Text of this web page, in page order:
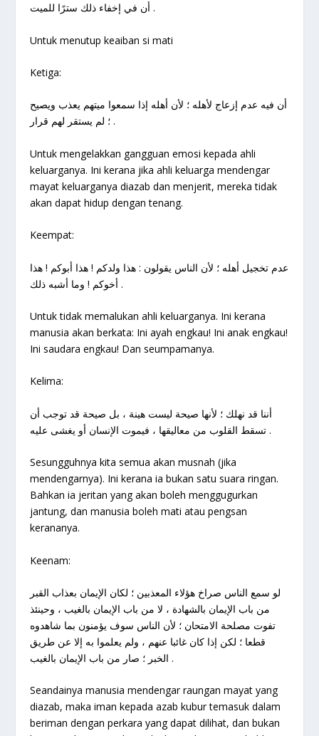
أن في إخفاء ذلك سترًا للميت .
Untuk menutup keaiban si mati
Ketiga:
أن فيه عدم إزعاج لأهله ؛ لأن أهله إذا سمعوا ميتهم يعذب ويصيح
؛ لم يستقر لهم قرار .
Untuk mengelakkan gangguan emosi kepada ahli
keluarganya. Ini kerana jika ahli keluarga mendengar
mayat keluarganya diazab dan menjerit, mereka tidak
akan dapat hidup dengan tenang.
Keempat:
عدم تخجيل أهله ؛ لأن الناس يقولون : هذا ولدكم ! هذا أبوكم ! هذا
أخوكم ! وما أشبه ذلك .
Untuk tidak memalukan ahli keluarganya. Ini kerana
manusia akan berkata: Ini ayah engkau! Ini anak engkau!
Ini saudara engkau! Dan seumpamanya.
Kelima:
أننا قد نهلك ؛ لأنها صيحة ليست هينة ، بل صيحة قد توجب أن
تسقط القلوب من معاليقها ، فيموت الإنسان أو يغشى عليه .
Sesungguhnya kita semua akan musnah (jika
mendengarnya). Ini kerana ia bukan satu suara ringan.
Bahkan ia jeritan yang akan boleh menggugurkan
jantung, dan manusia boleh mati atau pengsan
kerananya.
Keenam:
لو سمع الناس صراخ هؤلاء المعذبين ؛ لكان الإيمان بعذاب القبر
من باب الإيمان بالشهادة ، لا من باب الإيمان بالغيب ، وحينئذ
تفوت مصلحة الامتحان ؛ لأن الناس سوف يؤمنون بما شاهدوه
قطعا ؛ لكن إذا كان غائبا عنهم ، ولم يعلموا به إلا عن طريق
الخبر ؛ صار من باب الإيمان بالغيب .
Seandainya manusia mendengar raungan mayat yang
diazab, maka iman kepada azab kubur temasuk dalam
beriman dengan perkara yang dapat dilihat, dan bukan